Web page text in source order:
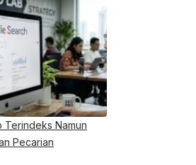
Terindeks Namun
Pecarian